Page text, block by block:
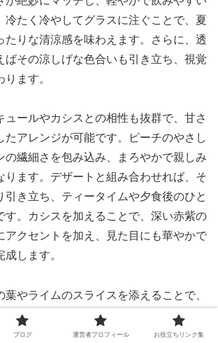
冷たく冷やしてグラスに注ぐことで、夏
たりな清涼感を味わえます。さらに、透
ばその涼しげな色合いも引き立ち、視覚
ます。
ュールやカシスとの相性も抜群で、甘さ
たアレンジが可能です。ピーチのやさし
の繊細さを包み込み、まろやかで親しみ
ります。デザートと組み合わせれば、そ
引き立ち、ティータイムや夕食後のひと
す。カシスを加えることで、深い赤紫の
アクセントを加え、見た目にも華やかで
します。
葉やライムのスライスを添えることで、
加えることができ、アロマの層が生まれ
飲む前から期待感が高まり、より満足度
ブログ 運営者プロフィール お役立ちリンク集